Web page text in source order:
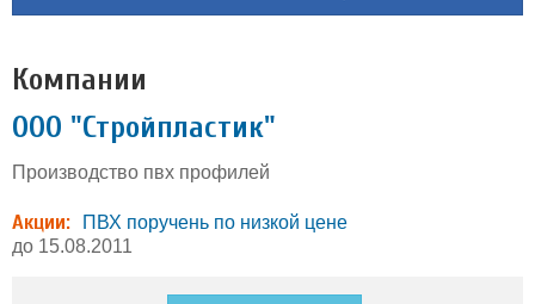
Компании
ООО "Стройпластик"
Производство пвх профилей
Акции:
ПВХ поручень по низкой цене
до 15.08.2011